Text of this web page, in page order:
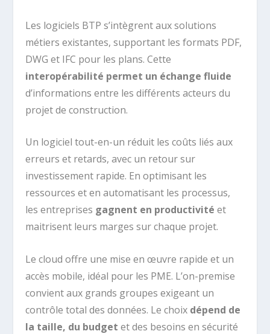
Les logiciels BTP s’intègrent aux solutions
métiers existantes, supportant les formats PDF,
DWG et IFC pour les plans. Cette
interopérabilité permet un échange fluide
d’informations entre les différents acteurs du
projet de construction.
Un logiciel tout-en-un réduit les coûts liés aux
erreurs et retards, avec un retour sur
investissement rapide. En optimisant les
ressources et en automatisant les processus,
les entreprises gagnent en productivité et
maitrisent leurs marges sur chaque projet.
Le cloud offre une mise en œuvre rapide et un
accès mobile, idéal pour les PME. L’on-premise
convient aux grands groupes exigeant un
contrôle total des données. Le choix dépend de
la taille, du budget et des besoins en sécurité